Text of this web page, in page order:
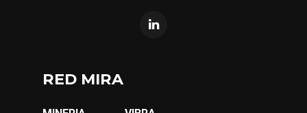
RED MIRA